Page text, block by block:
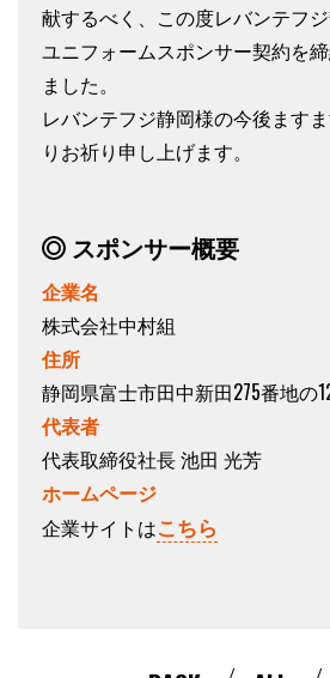
献するべく、この度レバンテフ
ユニフォームスポンサー契約を
ました。
レバンテフジ静岡様の今後ます
りお祈り申し上げます。
スポンサー概要
企業名
株式会社中村組
住所
静岡県富士市田中新田275番地の
代表者
代表取締役社長 池田 光芳
ホームページ
企業サイトはこちら